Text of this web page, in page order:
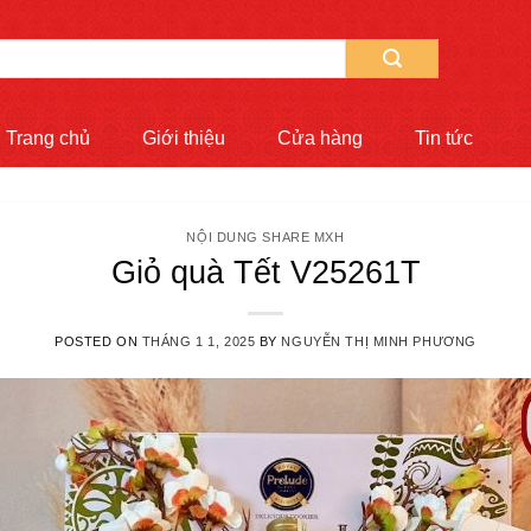
Trang chủ Giới thiệu Cửa hàng Tin tức
NỘI DUNG SHARE MXH
Giỏ quà Tết V25261T
POSTED ON THÁNG 1 1, 2025 BY NGUYỄN THỊ MINH PHƯƠNG